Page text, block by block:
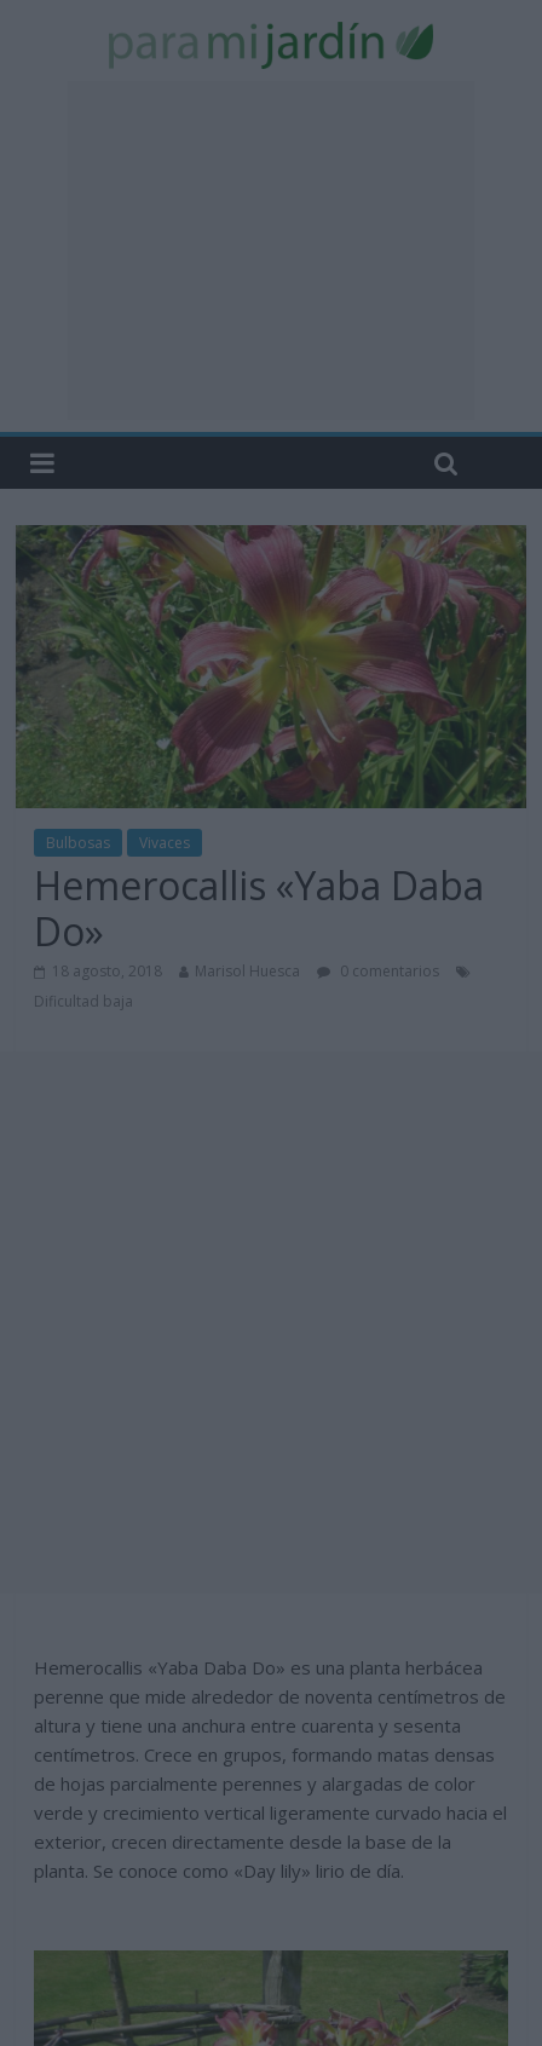
Bulbosas Vivaces
Hemerocallis «Yaba Daba
Do»
18 agosto, 2018 Marisol Huesca
0 comentarios
Dificultad baja
Hemerocallis «Yaba Daba Do» es una planta herbácea
perenne que mide alrededor de noventa centímetros de
altura y tiene una anchura entre cuarenta y sesenta
centímetros. Crece en grupos, formando matas densas
de hojas parcialmente perennes y alargadas de color
verde y crecimiento vertical ligeramente curvado hacia el
exterior, crecen directamente desde la base de la
planta. Se conoce como «Day lily» lirio de día.